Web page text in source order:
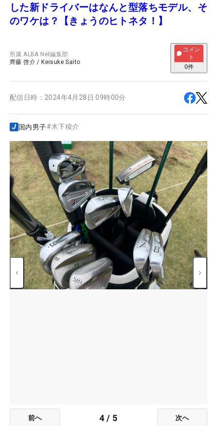
した新ドライバーはなんと型落ちモデル、そ
のワケは？【きょうのヒトネタ！】
所属ALBA Net編集部
齊藤 啓介 / Keisuke Saito
コメン
ト
0件
配信日時： 2024年4月28日 09時00分
国内男子#木下稜介
前へ 4 / 5 次へ